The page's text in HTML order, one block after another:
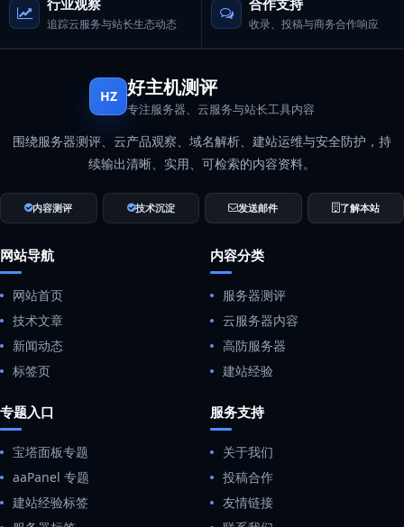
追踪云服务与站长生态动态 收录、投稿与商务合作响应
HZ 好主机测评
专注服务器、云服务与站长工具内容
围绕服务器测评、云产品观察、域名解析、建站运维与安全防护，持
续输出清晰、实用、可检索的内容资料。
内容测评 技术沉淀 发送邮件 了解本站
网站导航
网站首页
技术文章
新闻动态
标签页
内容分类
服务器测评
云服务器内容
高防服务器
建站经验
专题入口
宝塔面板专题
aaPanel 专题
建站经验标签
服务支持
关于我们
投稿合作
友情链接